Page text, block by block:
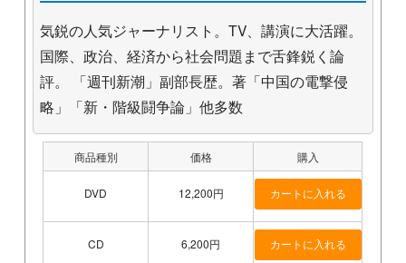
気鋭の人気ジャーナリスト。TV、講演に大活躍。
国際、政治、経済から社会問題まで舌鋒鋭く論
評。 「週刊新潮」副部長歴。著「中国の電撃侵
略」「新・階級闘争論」他多数
商品種別 価格 購入
DVD 12,200円
CD 6,200円